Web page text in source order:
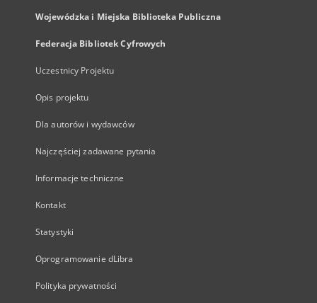
Wojewódzka i Miejska Biblioteka Publiczna
Federacja Bibliotek Cyfrowych
Uczestnicy Projektu
Opis projektu
Dla autorów i wydawców
Najczęściej zadawane pytania
Informacje techniczne
Kontakt
Statystyki
Oprogramowanie dLibra
Polityka prywatności